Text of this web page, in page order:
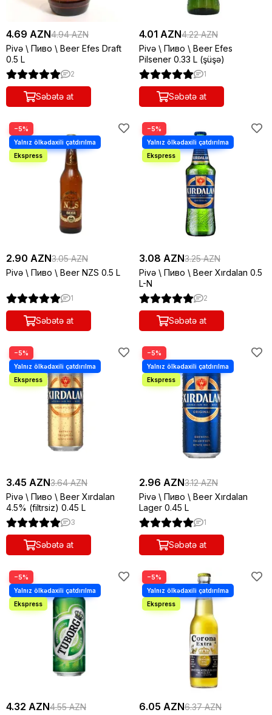
4.69 AZN4.94 AZN
Pivə \ Пиво \ Beer Efes Draft
0.5 L
2
Səbətə at
4.01 AZN4.22 AZN
Pivə \ Пиво \ Beer Efes
Pilsener 0.33 L (şüşə)
1
Səbətə at
−5%
2.90 AZN3.05 AZN
Pivə \ Пиво \ Beer NZS 0.5 L
1
Səbətə at
−5%
3.08 AZN3.25 AZN
Pivə \ Пиво \ Beer Xırdalan 0.5
L-N
2
Səbətə at
−5%
3.45 AZN3.64 AZN
Pivə \ Пиво \ Beer Xırdalan
4.5% (filtrsiz) 0.45 L
3
Səbətə at
−5%
2.96 AZN3.12 AZN
Pivə \ Пиво \ Beer Xırdalan
Lager 0.45 L
1
Səbətə at
−5%
4.32 AZN4.55 AZN
−5%
6.05 AZN6.37 AZN